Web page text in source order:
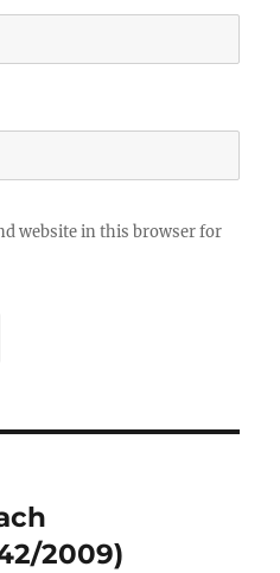
website in this browser for
2009)